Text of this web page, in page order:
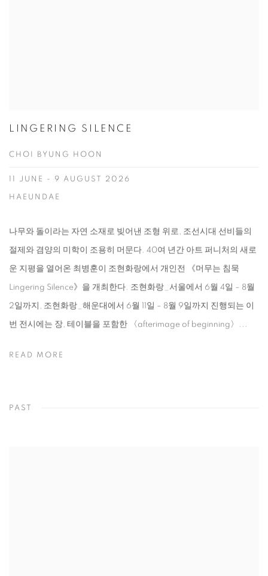
LINGERING SILENCE
CHOI BYUNG HOON
11 JUNE - 9 AUGUST 2026
HAEUNDAE
나무와 돌이라는 자연 소재로 빚어낸 조형 위로, 조선시대 선비들의
절제와 겸양의 미학이 조용히 머문다. 40여 년간 아트 퍼니처의 새로
운 지평을 열어온 최병훈이 조현화랑에서 개인전 《머무는 침묵
Lingering Silence》을 개최한다. 조현화랑_서울에서 6월 4일 – 8월
2일까지, 조현화랑_해운대에서 6월 11일 – 8월 9일까지 진행되는 이
번 전시에는 장, 테이블을 포함한 〈afterimage of beginning〉...
READ MORE
PAST